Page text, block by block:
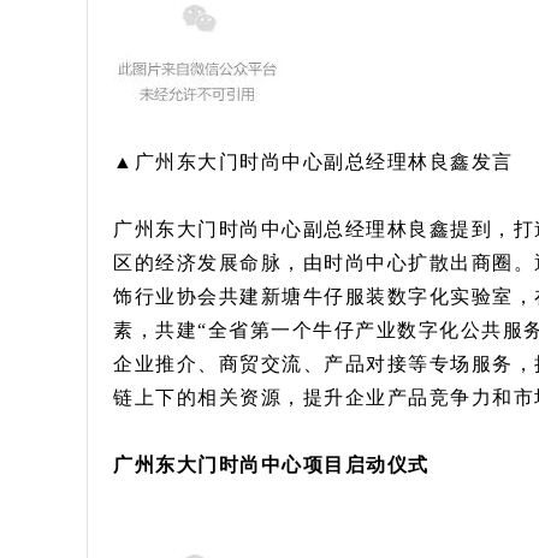
▲广州东大门时尚中心副总经理林良鑫发言
广州东大门时尚中心副总经理林良鑫提到，
区的经济发展命脉，由时尚中心扩散出商圈
饰行业协会共建新塘牛仔服装数字化实验室
素，共建“全省第一个牛仔产业数字化公共服
企业推介、商贸交流、产品对接等专场服务
链上下的相关资源，提升企业产品竞争力和
广州东大门时尚中心项目启动仪式